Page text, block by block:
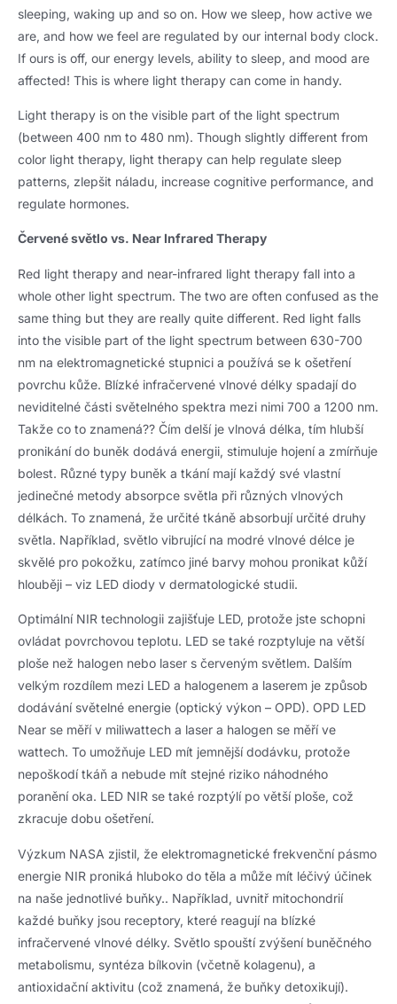
sleeping, waking up and so on. How we sleep, how active we
are, and how we feel are regulated by our internal body clock.
If ours is off, our energy levels, ability to sleep, and mood are
affected! This is where light therapy can come in handy.
Light therapy is on the visible part of the light spectrum
(between 400 nm to 480 nm). Though slightly different from
color light therapy, light therapy can help regulate sleep
patterns, zlepšit náladu, increase cognitive performance, and
regulate hormones.
Červené světlo vs. Near Infrared Therapy
Red light therapy and near-infrared light therapy fall into a
whole other light spectrum. The two are often confused as the
same thing but they are really quite different. Red light falls
into the visible part of the light spectrum between 630-700
nm na elektromagnetické stupnici a používá se k ošetření
povrchu kůže. Blízké infračervené vlnové délky spadají do
neviditelné části světelného spektra mezi nimi 700 a 1200 nm.
Takže co to znamená?? Čím delší je vlnová délka, tím hlubší
pronikání do buněk dodává energii, stimuluje hojení a zmírňuje
bolest. Různé typy buněk a tkání mají každý své vlastní
jedinečné metody absorpce světla při různých vlnových
délkách. To znamená, že určité tkáně absorbují určité druhy
světla. Například, světlo vibrující na modré vlnové délce je
skvělé pro pokožku, zatímco jiné barvy mohou pronikat kůží
hlouběji – viz LED diody v dermatologické studii.
Optimální NIR technologii zajišťuje LED, protože jste schopni
ovládat povrchovou teplotu. LED se také rozptyluje na větší
ploše než halogen nebo laser s červeným světlem. Dalším
velkým rozdílem mezi LED a halogenem a laserem je způsob
dodávání světelné energie (optický výkon – OPD). OPD LED
Near se měří v miliwattech a laser a halogen se měří ve
wattech. To umožňuje LED mít jemnější dodávku, protože
nepoškodí tkáň a nebude mít stejné riziko náhodného
poranění oka. LED NIR se také rozptýlí po větší ploše, což
zkracuje dobu ošetření.
Výzkum NASA zjistil, že elektromagnetické frekvenční pásmo
energie NIR proniká hluboko do těla a může mít léčivý účinek
na naše jednotlivé buňky.. Například, uvnitř mitochondrií
každé buňky jsou receptory, které reagují na blízké
infračervené vlnové délky. Světlo spouští zvýšení buněčného
metabolismu, syntéza bílkovin (včetně kolagenu), a
antioxidační aktivitu (což znamená, že buňky detoxikují).